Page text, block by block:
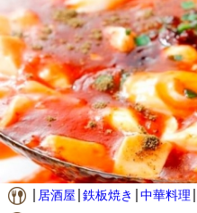
居酒屋 鉄板焼き 中華料理